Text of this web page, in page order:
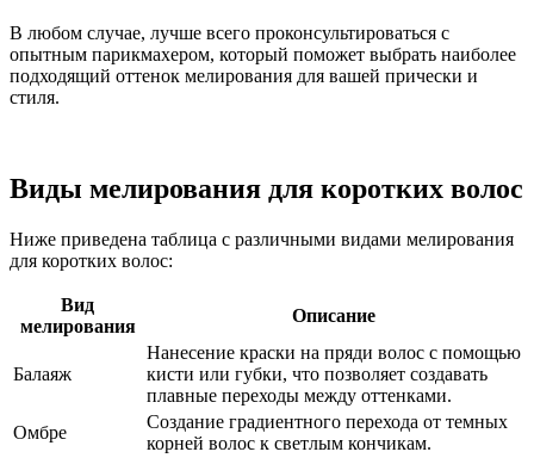
В любом случае, лучше всего проконсультироваться с
опытным парикмахером, который поможет выбрать наиболее
подходящий оттенок мелирования для вашей прически и
стиля.
Виды мелирования для коротких волос
Ниже приведена таблица с различными видами мелирования
для коротких волос:
Вид
мелирования
Описание
Балаяж
Нанесение краски на пряди волос с помощью
кисти или губки, что позволяет создавать
плавные переходы между оттенками.
Омбре
Создание градиентного перехода от темных
корней волос к светлым кончикам.